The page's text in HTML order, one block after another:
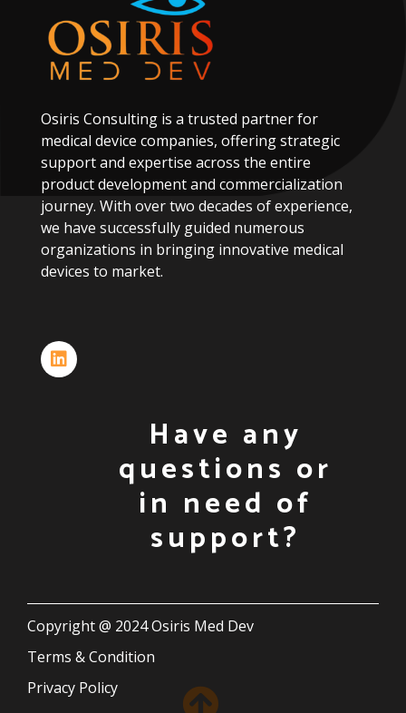
Osiris Consulting is a trusted partnerfor
medical device companies, offeringstrategic
supportand expertise across the entire
productdevelopmentand commercialization
journey. With overtwo decades ofexperience,
we have successfully guided numerous
organizations in bringing innovative medical
devices to market.
Have any
questions or
in need of
support?
Copyright @ 2024 Osiris Med Dev
Terms & Condition
Privacy Policy